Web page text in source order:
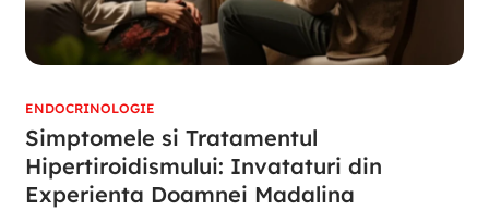
ENDOCRINOLOGIE
Simptomele si Tratamentul
Hipertiroidismului: Invataturi din
Experienta Doamnei Madalina